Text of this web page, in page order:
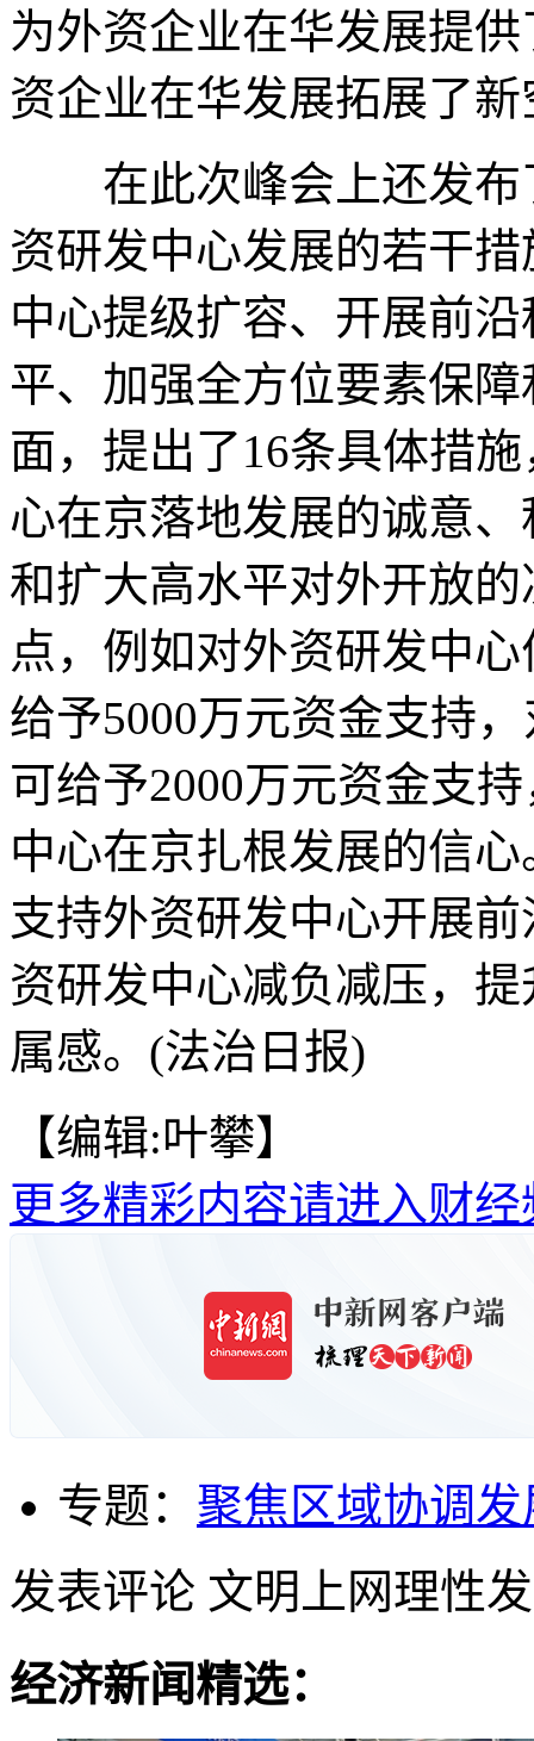
为外资企业在华发展提
资企业在华发展拓展了新
在此次峰会上还发布
资研发中心发展的若干
中心提级扩容、开展前
平、加强全方位要素保
面，提出了16条具体措
心在京落地发展的诚意
和扩大高水平对外开放
点，例如对外资研发中
给予5000万元资金支持
可给予2000万元资金支
中心在京扎根发展的信
支持外资研发中心开展
资研发中心减负减压，
属感。(法治日报)
【编辑:叶攀】
更多精彩内容请进入财经
专题： 聚焦区域协调发
发表评论 文明上网理性
经济新闻精选：